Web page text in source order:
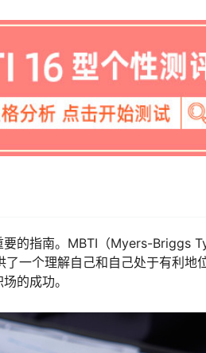
要的指南。MBTI（Myers-Briggs
一个理解自己和自己处于有利地
的成功。